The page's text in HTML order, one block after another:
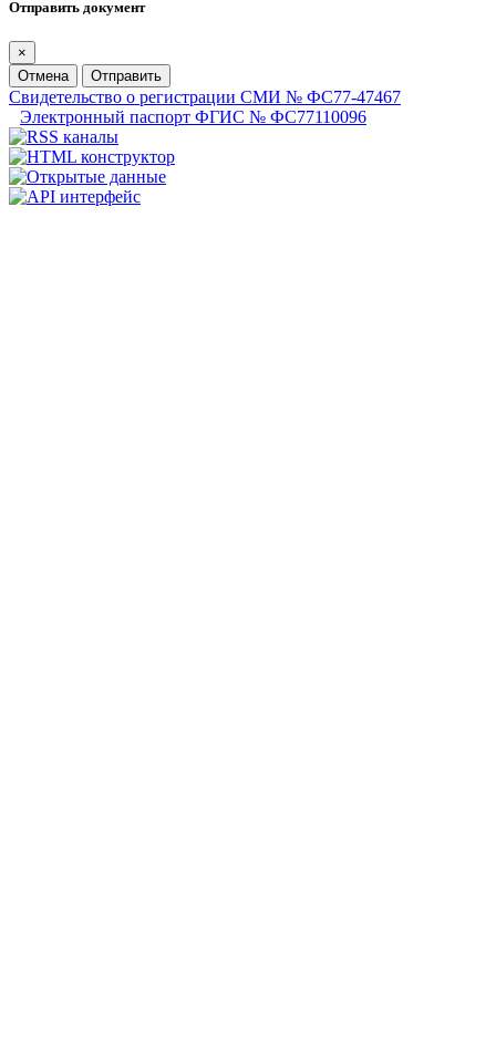
Отправить документ
×
Отмена
Отправить
Свидетельство о регистрации СМИ № ФС77-47467
Электронный паспорт ФГИС № ФС77110096